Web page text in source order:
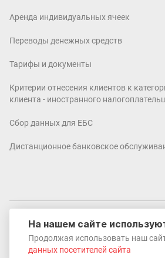
Аренда индивидуальных ячеек
Переводы денежных средств
Тарифы и документы
Критерии отнесения клиентов к
клиента - иностранного
Сбор данных для ЕБС
Дистанционное банковское
© 2002-
На нашем сайте
Продолжая использовать наш
данных посетителей сайта